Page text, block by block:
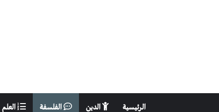
الرئيسية الدين الفلسفة العلم